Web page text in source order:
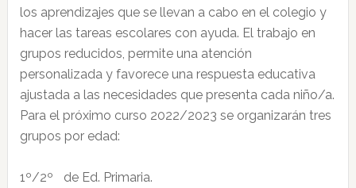
los aprendizajes que se llevan a cabo en el colegio y
hacer las tareas escolares con ayuda. El trabajo en
grupos reducidos, permite una atención
personalizada y favorece una respuesta educativa
ajustada a las necesidades que presenta cada niño/a.
Para el próximo curso 2022/2023 se organizarán tres
grupos por edad:
1º/2º de Ed. Primaria.